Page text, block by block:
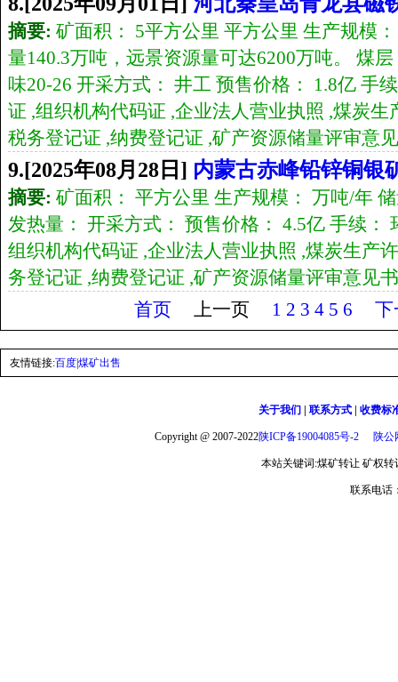
摘要: 矿面积： 5平方公里 平方公里 生产规模
量140.3万吨，远景资源量可达6200万吨。 煤
味20-26 开采方式： 井工 预售价格： 1.8亿 手
证 ,组织机构代码证 ,企业法人营业执照 ,煤炭生
税务登记证 ,纳费登记证 ,矿产资源储量评审意
9.[2025年08月28日] 内蒙古赤峰铅锌铜银
摘要: 矿面积： 平方公里 生产规模： 万吨/年
发热量： 开采方式： 预售价格： 4.5亿 手续：
组织机构代码证 ,企业法人营业执照 ,煤炭生产
务登记证 ,纳费登记证 ,矿产资源储量评审意见
首页 上一页 1 2 3 4 5 6 下
友情链接:百度煤矿出售
关于我们 联系方式 收费标
Copyright @ 2007-2022陕ICP备19004085号-2 陕公
本站关键词:煤矿转让 矿权
联系电话